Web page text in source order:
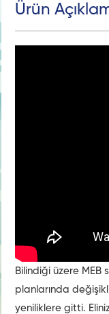
Ürün
Bilindiği üzere MEB
planlarında
yeniliklere gitti.